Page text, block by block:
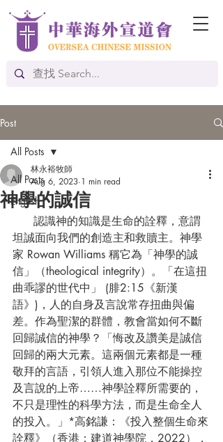
Post
All Posts
English
All Posts
神學的誠信
林永裕牧師
Aug 6, 2023 1 min read
坦誠面向我們的創造主和救贖主。神學
家 Rowan Williams 稱它為「神學的誠
信」（theological integrity）。「在這扭
曲乖謬的世代中」 (腓2:15《新漢
語》)，人的自身及言說常存扭曲與偏
差。作為聖潔的群體，教會當如何不斷
回歸誠信的神學？「悔改及讚美是誠信
回歸的兩大元素。這兩個元素都是一種
敬拜的言語，引領人進入那位不能操控
及言說的上帝……神學詮釋所需要的，
不只是理性的科學方法，而是生命全人
的投入。」*高銘謙：《投入整個生命來
詮釋》（香港：建道神學院，2022），